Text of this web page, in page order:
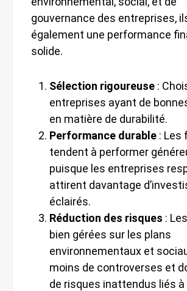
gouvernance des entreprises,
également une performance
solide.
Sélection rigoureuse :
entreprises ayant de
en matière de durabilité.
Performance durable : Les
tendent à performer
puisque les entreprises
attirent davantage
éclairés.
Réduction des risques :
bien gérées sur les plans
environnementaux et
moins de controverses et
de risques inattendus liés à